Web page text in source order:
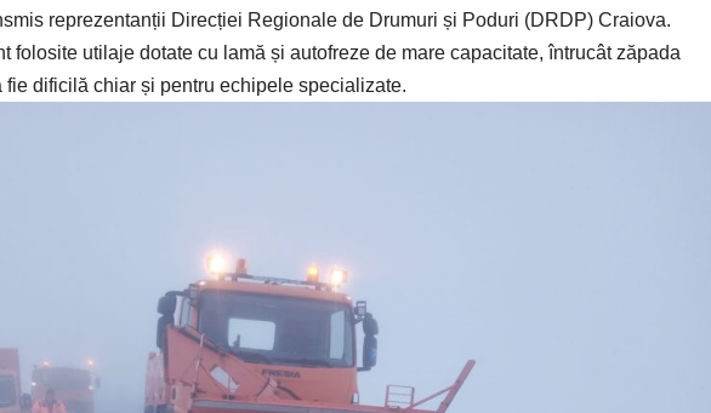
reprezentanții Direcției Regionale de Drumuri și Poduri (DRDP) Craiova.
folosite utilaje dotate cu lamă și autofreze de mare capacitate, întrucât zăpada
dificilă chiar și pentru echipele specializate.